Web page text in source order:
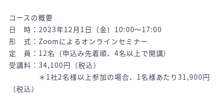
コースの概要
日 時：2023年12月1日（金）10:00～17:00
形 式：Zoomによるオンラインセミナー
定 員：12名（申込み先着順、4名以上で開講）
受講料：34,100円（税込）
＊1社2名様以上参加の場合、1名様あたり31,900円
（税込）